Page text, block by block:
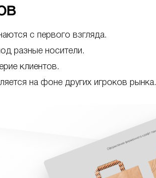
с первого взгляда.
разные носители.
клиентов.
на фоне других игроков рынка.